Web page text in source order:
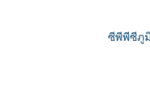
ซีพีพีซีภู